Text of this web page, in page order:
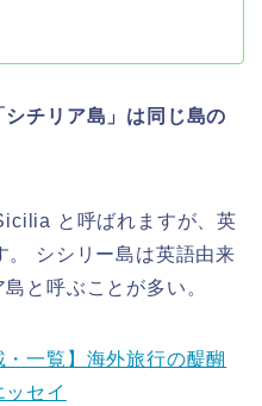
チリア島」は同じ島の
と呼ばれますが、英
シシリー島は英語由来
と呼ぶことが多い。
・一覧】海外旅行の醍醐
セイ